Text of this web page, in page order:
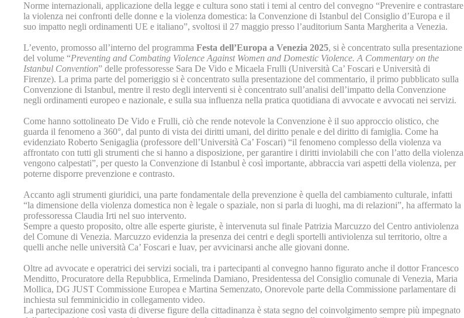
Norme internazionali, applicazione della legge e cultura sono stati i temi al centro del convegno “Prevenire e contrastare
la violenza nei confronti delle donne e la violenza domestica: la Convenzione di Istanbul del Consiglio d’Europa e il
suo impatto negli ordinamenti UE e italiano”, svoltosi il 27 maggio presso l’auditorium Santa Margherita a Venezia.
L’evento, promosso all’interno del programma Festa dell’Europa a Venezia 2025, si è concentrato sulla presentazione
del volume “Preventing and Combating Violence Against Women and Domestic Violence. A Commentary on the
Istanbul Convention” delle professoresse Sara De Vido e Micaela Frulli (Università Ca’ Foscari e Università di
Firenze). La prima parte del pomeriggio si è concentrato sulla presentazione del commentario, il primo pubblicato sulla
Convenzione di Istanbul, mentre il resto degli interventi si è concentrato sull’analisi dell’impatto della Convenzione
negli ordinamenti europeo e nazionale, e sulla sua influenza nella pratica quotidiana di avvocate e avvocati nei servizi.
Come hanno sottolineato De Vido e Frulli, ciò che rende notevole la Convenzione è il suo approccio olistico, che
guarda il fenomeno a 360°, dal punto di vista dei diritti umani, del diritto penale e del diritto di famiglia. Come ha
evidenziato Roberto Senigaglia (professore dell’Università Ca’ Foscari) “il fenomeno complesso della violenza va
affrontato con tutti gli strumenti che si hanno a disposizione, per garantire i diritti inviolabili che con l’atto della violenza
vengono calpestati”, per questo la Convenzione di Istanbul è così importante, abbraccia vari aspetti della violenza, per
poterne disporre prevenzione e contrasto.
Accanto agli strumenti giuridici, una parte fondamentale della prevenzione è quella del cambiamento culturale, infatti
“la dimensione della violenza domestica non è legale o spaziale, non si parla di luoghi, ma di relazioni”, ha affermato la
professoressa Claudia Irti nel suo intervento.
Sempre a questo proposito, oltre alle esperte giuriste, è intervenuta sul finale Patrizia Marcuzzo del Centro antiviolenza
del Comune di Venezia. Marcuzzo evidenzia la presenza dei centri e degli sportelli antiviolenza sul territorio, oltre a
quelli anche nelle università Ca’ Foscari e Iuav, per avvicinarsi anche alle giovani donne.
Oltre ad avvocate e operatrici dei servizi sociali, tra i partecipanti al convegno hanno figurato anche il dottor Francesco
Menditto, Procuratore della Repubblica, Ermelinda Damiano, Presidentessa del Consiglio comunale di Venezia, Maria
Mollica, DG JUST Commissione Europea e Martina Semenzato, Onorevole parte della Commissione parlamentare di
inchiesta sul femminicidio in collegamento video.
La partecipazione così vasta di diverse figure della cittadinanza è stata segno del coinvolgimento sempre più impegnato